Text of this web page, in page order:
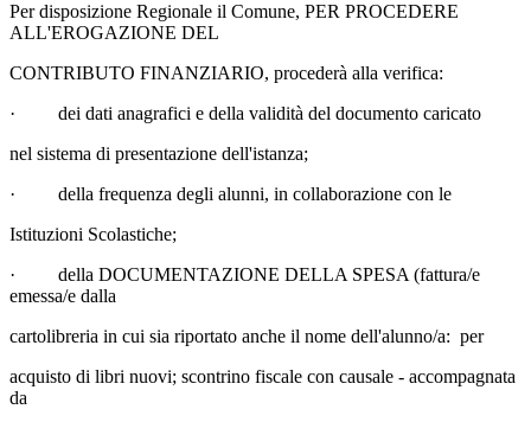
Per disposizione Regionale il Comune, PER PROCEDERE
ALL'EROGAZIONE DEL
CONTRIBUTO FINANZIARIO, procederà alla verifica:
· dei dati anagrafici e della validità del documento caricato
nel sistema di presentazione dell'istanza;
· della frequenza degli alunni, in collaborazione con le
Istituzioni Scolastiche;
· della DOCUMENTAZIONE DELLA SPESA (fattura/e
emessa/e dalla
cartolibreria in cui sia riportato anche il nome dell'alunno/a: per
acquisto di libri nuovi; scontrino fiscale con causale - accompagnata
da